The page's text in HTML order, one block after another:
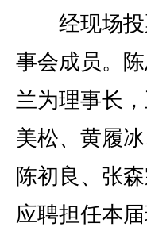
经现场投
事会成员。
兰为理事长
美松、黄履
陈初良、张
应聘担任本届